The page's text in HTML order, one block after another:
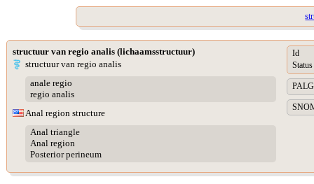
structuur van regio analis (lichaamsstructuur)
structuur van regio analis
anale regio
regio analis
Anal region structure
Anal triangle
Anal region
Posterior perineum
Id
Status